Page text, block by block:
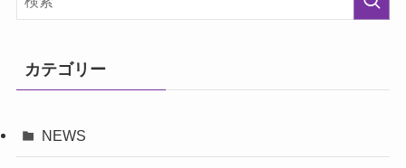
カテゴリー
NEWS